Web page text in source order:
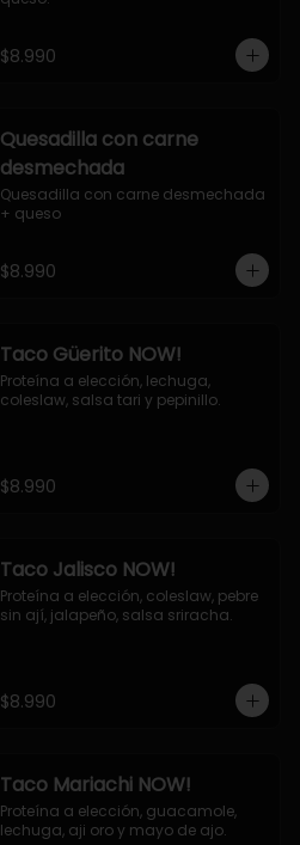
$8.990
Quesadilla con carne
desmechada
Quesadilla con carne desmechada
+ queso
$8.990
Taco Güerito NOW!
Proteína a elección, lechuga,
coleslaw, salsa tari y pepinillo.
$8.990
Taco Jalisco NOW!
Proteína a elección, coleslaw, pebre
sin ají, jalapeño, salsa sriracha.
$8.990
Taco Mariachi NOW!
Proteína a elección, guacamole,
lechuga, aji oro y mayo de ajo.